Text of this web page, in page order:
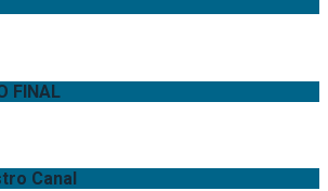
FINAL
Canal